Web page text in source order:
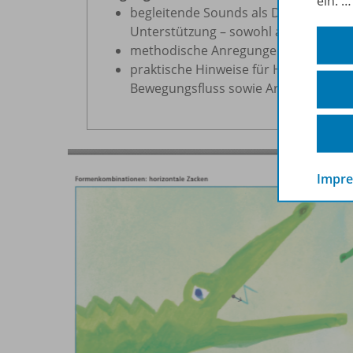
begleitende Sounds als Download
Unterstützung – sowohl auf
methodische Anregungen zur
praktische Hinweise für
Bewegungsfluss sowie Arm- und